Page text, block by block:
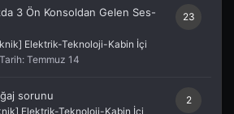
23
3 Ön Konsoldan Gelen Ses-
Elektrik-Teknoloji-Kabin İçi
Temmuz 14
2
sorunu
Elektrik-Teknoloji-Kabin İçi